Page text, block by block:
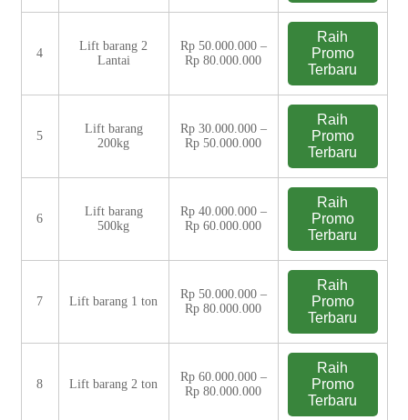
4
Lift barang 2
Lantai
Rp 50.000.000 –
Rp 80.000.000
Raih
Promo
Terbaru
5
Lift barang
200kg
Rp 30.000.000 –
Rp 50.000.000
Raih
Promo
Terbaru
6
Lift barang
500kg
Rp 40.000.000 –
Rp 60.000.000
Raih
Promo
Terbaru
7 Lift barang 1 ton
Rp 50.000.000 –
Rp 80.000.000
Raih
Promo
Terbaru
8 Lift barang 2 ton
Rp 60.000.000 –
Rp 80.000.000
Raih
Promo
Terbaru